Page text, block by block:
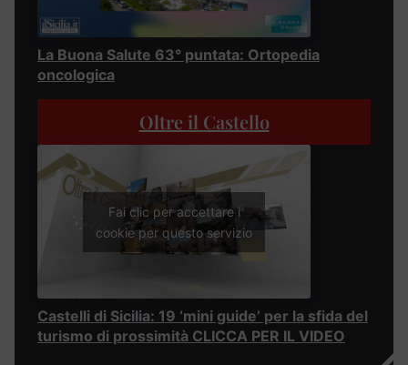
La Buona Salute 63° puntata: Ortopedia
oncologica
Oltre il Castello
Fai clic per accettare i
cookie per questo servizio
Castelli di Sicilia: 19 ‘mini guide’ per la sfida del
turismo di prossimità CLICCA PER IL VIDEO